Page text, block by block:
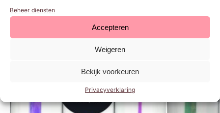
Beheer diensten
Accepteren
Weigeren
Bekijk voorkeuren
Privacyverklaring
-74% -74%